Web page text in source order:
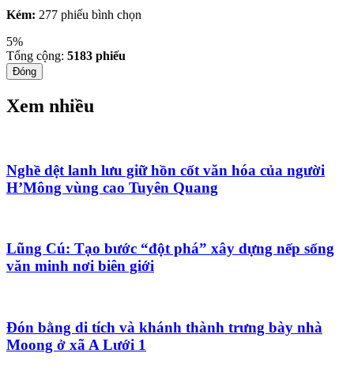
Kém: 277 phiếu bình chọn
5%
Tổng cộng: 5183 phiếu
Đóng
Xem nhiều
Nghề dệt lanh lưu giữ hồn cốt văn hóa của người
H’Mông vùng cao Tuyên Quang
Lũng Cú: Tạo bước “đột phá” xây dựng nếp sống
văn minh nơi biên giới
Đón bằng di tích và khánh thành trưng bày nhà
Moong ở xã A Lưới 1